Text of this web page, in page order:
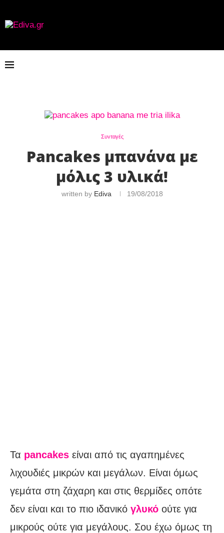
Συνταγές
Pancakes μπανάνα με
μόλις 3 υλικά!
written by Ediva 19/08/2018
Τα pancakes είναι από τις αγαπημένες
λιχουδιές μικρών και μεγάλων. Είναι όμως
γεμάτα στη ζάχαρη και στις θερμίδες οπότε
δεν είναι και το πιο ιδανικό γλυκό ούτε για
μικρούς ούτε για μεγάλους. Σου έχω όμως τη